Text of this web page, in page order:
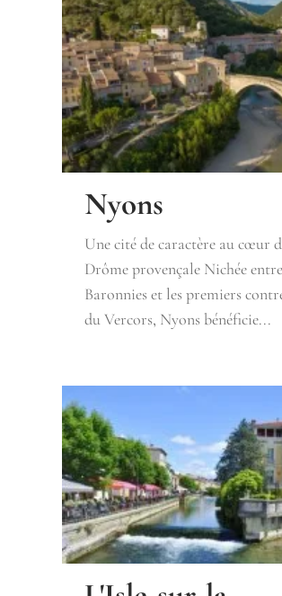
Nyons
Une cité de caractère au cœur
Drôme provençale Nichée
Baronnies et les premiers
du Vercors, Nyons bénéficie...